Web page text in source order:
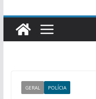
GERAL POLÍCIA